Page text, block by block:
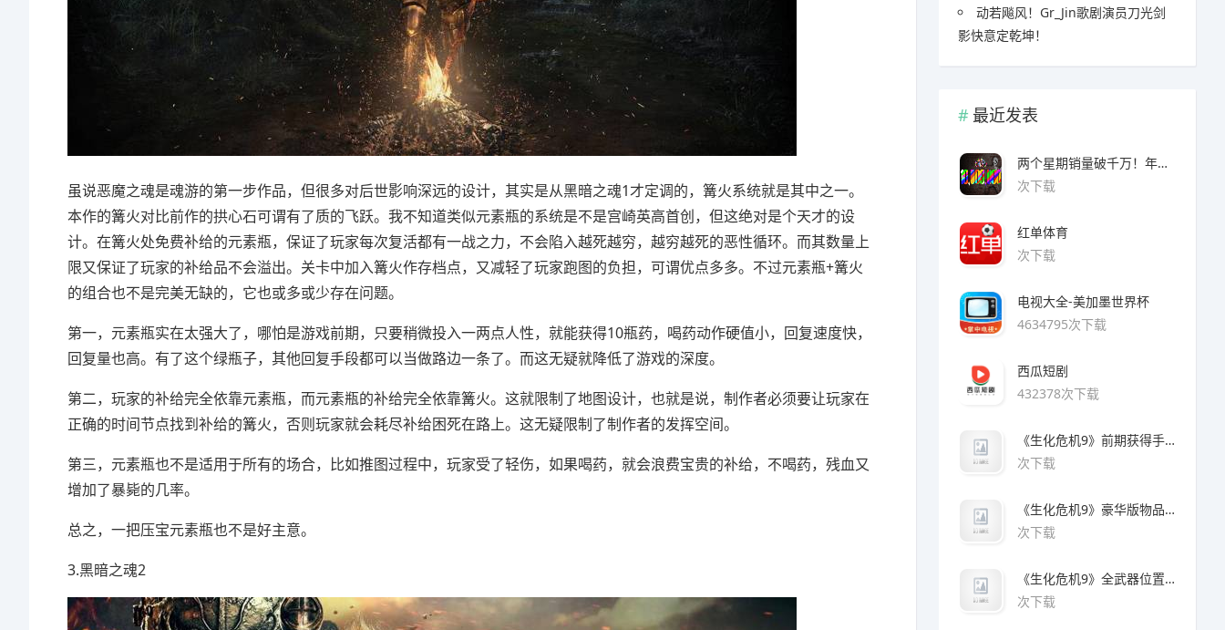
虽说恶魔之魂是魂游的第一步作品，但很多对后世影响深远的设计，其实是从黑暗之魂1才定调的，篝火系统就是其中之一。
本作的篝火对比前作的拱心石可谓有了质的飞跃。我不知道类似元素瓶的系统是不是宫崎英高首创，但这绝对是个天才的设
计。在篝火处免费补给的元素瓶，保证了玩家每次复活都有一战之力，不会陷入越死越穷，越穷越死的恶性循环。而其数量上
限又保证了玩家的补给品不会溢出。关卡中加入篝火作存档点，又减轻了玩家跑图的负担，可谓优点多多。不过元素瓶+篝火
的组合也不是完美无缺的，它也或多或少存在问题。
第一，元素瓶实在太强大了，哪怕是游戏前期，只要稍微投入一两点人性，就能获得10瓶药，喝药动作硬值小，回复速度快，
回复量也高。有了这个绿瓶子，其他回复手段都可以当做路边一条了。而这无疑就降低了游戏的深度。
第二，玩家的补给完全依靠元素瓶，而元素瓶的补给完全依靠篝火。这就限制了地图设计，也就是说，制作者必须要让玩家在
正确的时间节点找到补给的篝火，否则玩家就会耗尽补给困死在路上。这无疑限制了制作者的发挥空间。
第三，元素瓶也不是适用于所有的场合，比如推图过程中，玩家受了轻伤，如果喝药，就会浪费宝贵的补给，不喝药，残血又
增加了暴毙的几率。
总之，一把压宝元素瓶也不是好主意。
3.黑暗之魂2
​​动若飚风！Gr_Jin歌剧演员刀光剑
影快意定乾坤！
最近发表
两个星期销量破千万！年度爆款诞生了 3A看了都眼红
次下载
红单体育
次下载
电视大全-美加墨世界杯
4634795次下载
西瓜短剧
432378次下载
《生化危机9》前期获得手枪方法
次下载
《生化危机9》豪华版物品领取方法
次下载
《生化危机9》全武器位置及解锁方法
次下载